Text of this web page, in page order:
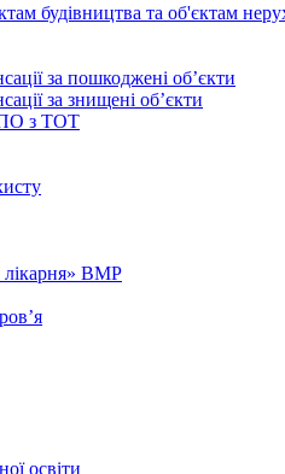
будівництва та об'єктам
за пошкоджені об’єкти
за знищені об’єкти
з ТОТ
лікарня» ВМР
освіти